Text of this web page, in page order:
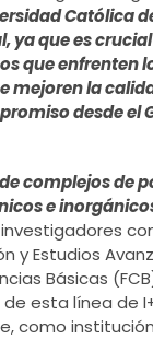
Católica
ya que es
que enfrenten
la
desde el
complejos de
e
Estudios
Básicas
esta línea de
como